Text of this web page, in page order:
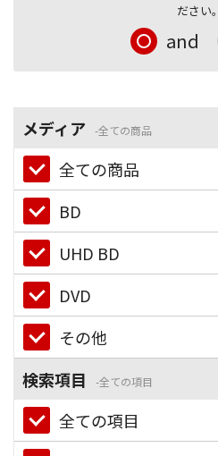
ださい。
and
メディア 全ての商品
全ての商品
BD
UHD BD
DVD
その他
検索項目
全ての項目
全ての項目